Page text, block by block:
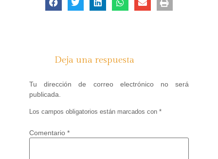
Deja una respuesta
Tu dirección de correo electrónico no será
publicada.
Los campos obligatorios están marcados con *
Comentario *